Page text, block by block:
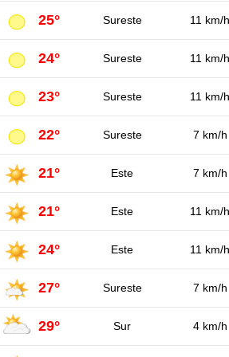
25° Sureste 11 km/h
24° Sureste 11 km/h
23° Sureste 11 km/h
22° Sureste 7 km/h
21° Este 7 km/h
21° Este 11 km/h
24° Este 11 km/h
27° Sureste 7 km/h
29° Sur 4 km/h